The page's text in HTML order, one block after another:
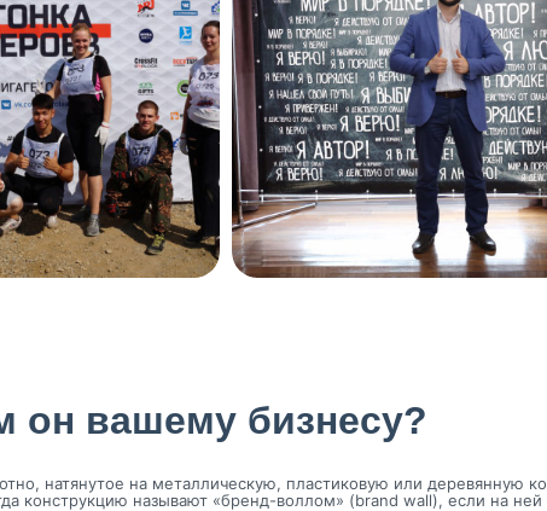
он вашему бизнесу?
натянутое на металлическую, пластиковую или деревянную
конструкцию называют «бренд-воллом» (brand wall), если на